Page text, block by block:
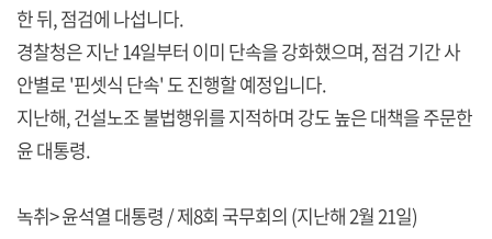
한 뒤, 점검에 나섭니다.
경찰청은 지난 14일부터 이미 단속을 강화했으며, 점검 기간 사
안별로 '핀셋식 단속' 도 진행할 예정입니다.
지난해, 건설노조 불법행위를 지적하며 강도 높은 대책을 주문한
윤 대통령.
녹취> 윤석열 대통령 / 제8회 국무회의 (지난해 2월 21일)